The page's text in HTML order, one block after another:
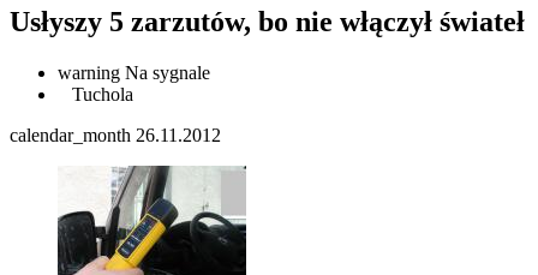
Usłyszy 5 zarzutów, bo nie włączył świateł
warning Na sygnale
Tuchola
calendar_month 26.11.2012